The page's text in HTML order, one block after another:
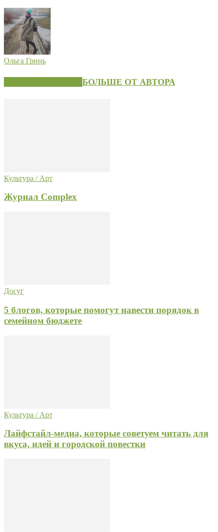
Ольга Гринь
БОЛЬШЕ ОТ АВТОРА
Культура / Арт
Журнал Complex
Досуг
5 блогов, которые помогут навести порядок в
семейном бюджете
Культура / Арт
Лайфстайл-медиа, которые советуем читать для
вкуса, идей и городской повестки